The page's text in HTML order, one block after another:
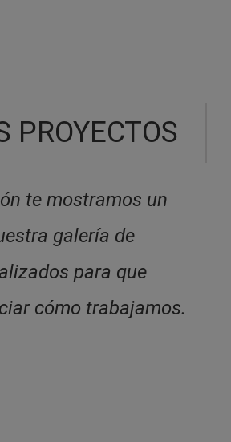
PROYECTOS
te mostramos un
galería de
para que
cómo trabajamos.